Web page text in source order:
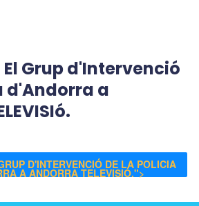
Grup d'Intervenció
d'Andorra a
D'INTERVENCIÓ DE LA POLICIA
A ANDORRA TELEVISIÓ.">